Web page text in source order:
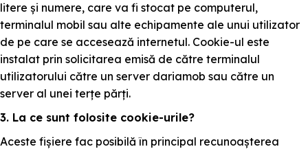
litere și numere, care va fi stocat pe computerul,
terminalul mobil sau alte echipamente ale unui utilizator
de pe care se accesează internetul. Cookie-ul este
instalat prin solicitarea emisă de către terminalul
utilizatorului către un server dariamob sau către un
server al unei terțe părți.
3. La ce sunt folosite cookie-urile?
Aceste fișiere fac posibilă în principal recunoașterea